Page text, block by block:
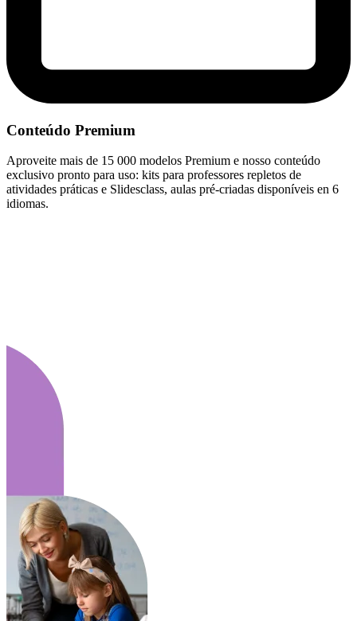
Conteúdo Premium
Aproveite mais de 15 000 modelos Premium e nosso conteúdo
exclusivo pronto para uso: kits para professores repletos de
atividades práticas e Slidesclass, aulas pré-criadas disponíveis en 6
idiomas.